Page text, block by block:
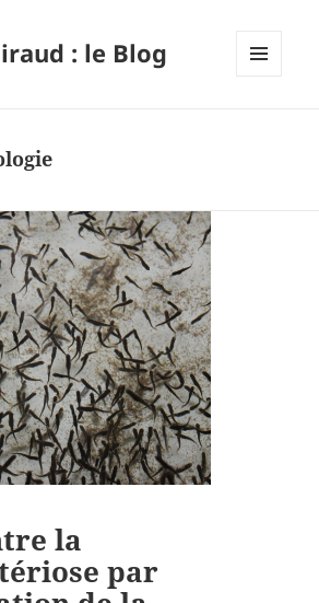
: le Blog
la
par